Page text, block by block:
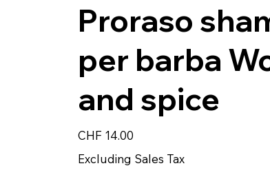
Proraso
per barba
and spice
Price
CHF 14.00
Excluding Sales Tax